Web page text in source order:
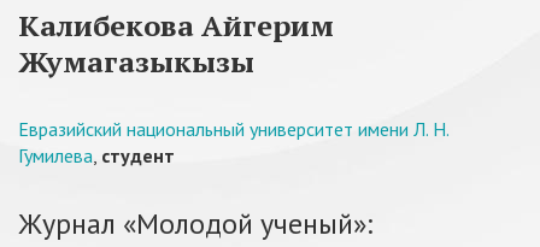
Калибекова Айгерим
Жумагазыкызы
Евразийский национальный университет имени Л. Н.
Гумилева, студент
Журнал «Молодой ученый»: